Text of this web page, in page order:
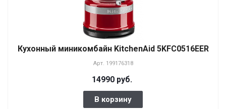
Кухонный миникомбайн KitchenAid 5KFC0516EER
Арт. 199176318
14990 руб.
В корзину